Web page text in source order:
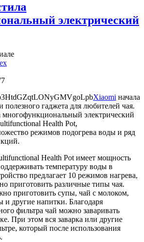
электрический
Xiaomi начала
полезного гаджета для любителей чая.
электрический
Health Pot,
режимов подогрева воды и ряд
Health Pot имеет мощность
температуру воды в
предлагает 10 режимов нагрева,
приготовить различные типы чая.
приготовить супы, чай с молоком,
и другие напитки. Благодаря
фильтра чай можно заваривать
При этом вся заварка или другие
который после использования